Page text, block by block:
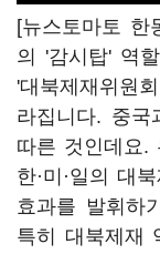
[뉴스토마토 한
의 '감시탑' 역
'대북제재위원
라집니다. 중국
따른 것인데요.
한·미·일의 대
효과를 발휘하
특히 대북제재